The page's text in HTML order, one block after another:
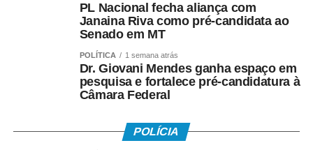
Os interessados também poderão apresentar propostas
para equipamentos públicos que não estejam
contemplados no edital, desde que indiquem a
localização exata do espaço e apresentem um projeto de
reforma, revitalização, conservação ou recuperação, que
será analisado pela comissão técnica responsável.
PL Nacional fecha aliança com
Janaina Riva como pré-candidata ao
Senado em MT
POLÍTICA 1 semana atrás
Dr. Giovani Mendes ganha espaço em
pesquisa e fortalece pré-candidatura à
Câmara Federal
POLÍCIA